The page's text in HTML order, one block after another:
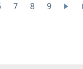
Page
7 Page
8 Page
9